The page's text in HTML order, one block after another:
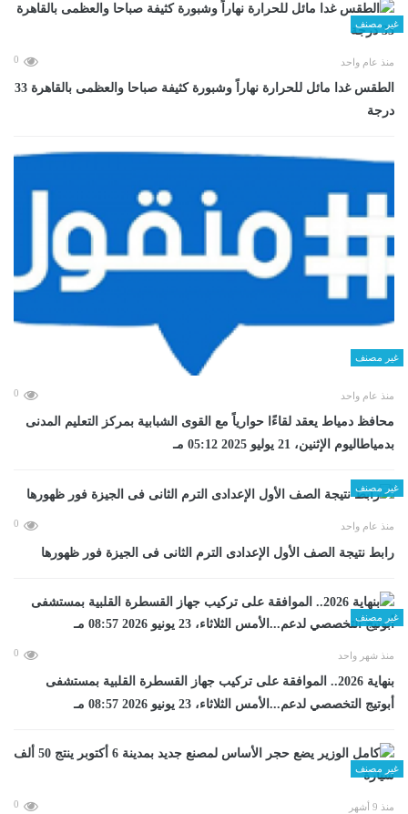
غير مصنف
منذ عام واحد 0
الطقس غدا مائل للحرارة نهاراً وشبورة كثيفة صباحا والعظمى بالقاهرة 33
درجة
غير مصنف
منذ عام واحد 0
محافظ دمياط يعقد لقاءًا حوارياً مع القوى الشبابية بمركز التعليم المدنى
بدمياطاليوم الإثنين، 21 يوليو 2025 05:12 مـ
غير مصنف
منذ عام واحد 0
رابط نتيجة الصف الأول الإعدادى الترم الثانى فى الجيزة فور ظهورها
غير مصنف
منذ شهر واحد 0
بنهاية 2026.. الموافقة على تركيب جهاز القسطرة القلبية بمستشفى
أبوتيج التخصصي لدعم...الأمس الثلاثاء، 23 يونيو 2026 08:57 مـ
غير مصنف
منذ 9 أشهر 0